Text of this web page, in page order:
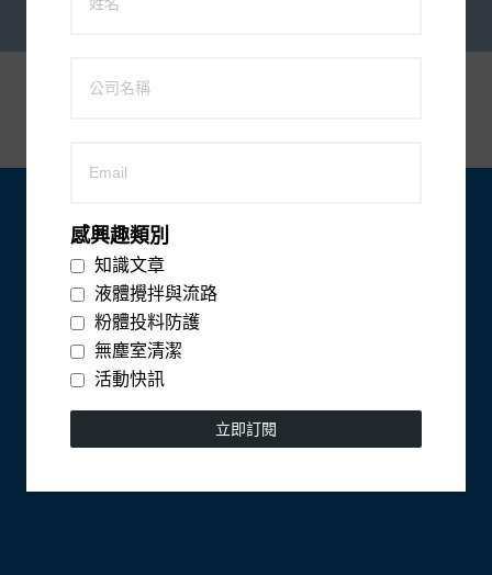
感興趣類別
知識文章
液體攪拌與流路
粉體投料防護
無塵室清潔
活動快訊
立即訂閱
興全生醫科技股份有限公司
電話：02-2697-1516
傳真：02-2697-1519
地址：22161 新北市汐止區中興路 43 之 6 號 2 樓
電子郵件：customerservice@cintrade.com.tw